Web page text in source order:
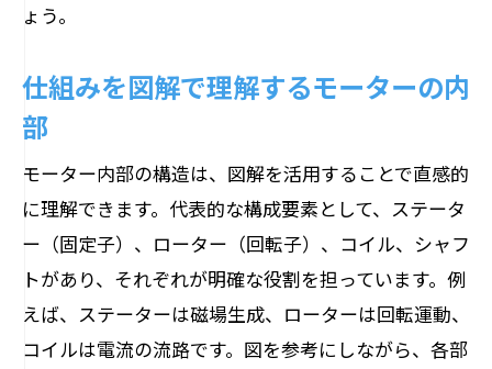
ょう。
仕組みを図解で理解するモーターの内
部
モーター内部の構造は、図解を活用することで直感的
に理解できます。代表的な構成要素として、ステータ
ー（固定子）、ローター（回転子）、コイル、シャフ
トがあり、それぞれが明確な役割を担っています。例
えば、ステーターは磁場生成、ローターは回転運動、
コイルは電流の流路です。図を参考にしながら、各部